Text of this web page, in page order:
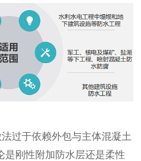
过于依赖外包与主体混凝土
是刚性附加防水层还是柔性